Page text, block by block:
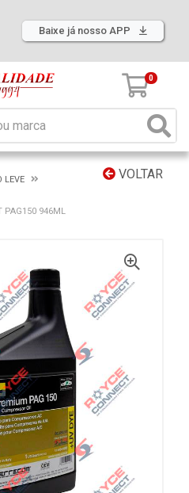
Baixe já nosso APP
0
VOLTAR
LEVE
PAG150 946ML